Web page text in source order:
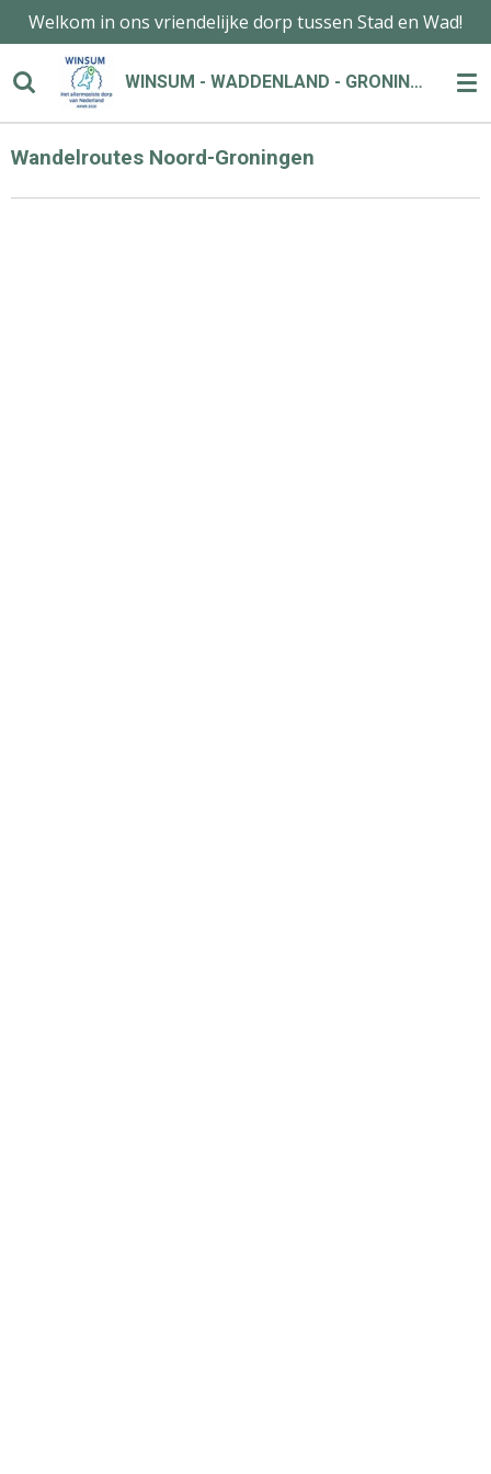
Ga
direct
naar
hoofdinhoud
WINSUM - WADDENLAND - GRONINGEN
Welkom in ons vriendelijke dorp tussen Stad en Wad!
Wandelroutes Noord-Groningen